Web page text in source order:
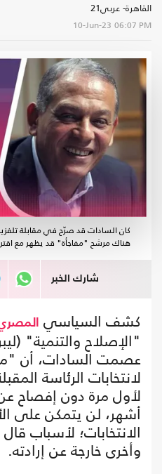
القاهرة- عربي21
10-Jun-23 06:07 PM
كان السادات قد صرّح في مقابلة
هناك مرشح "مفاجأة" قد يظهر مع اقتراب
شارك الخبر
كشف السياسي
"الإصلاح والتنمية"
عصمت السادات، أن
لانتخابات الرئاسة
أشهر، لن يتمكن على
الانتخابات؛ لأسباب
وأخرى خارجة عن إرادته.